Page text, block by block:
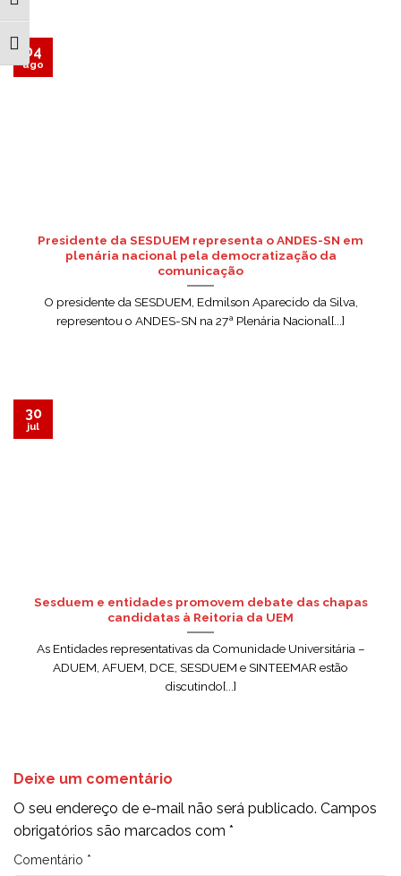
ALTERNAR TAMANHO DA FONTE
Presidente da SESDUEM representa o ANDES-SN em
plenária nacional pela democratização da
comunicação
O presidente da SESDUEM, Edmilson Aparecido da Silva,
representou o ANDES-SN na 27ª Plenária Nacional[...]
04
ago
Sesduem e entidades promovem debate das chapas
candidatas à Reitoria da UEM
As Entidades representativas da Comunidade Universitária –
ADUEM, AFUEM, DCE, SESDUEM e SINTEEMAR estão
discutindo[...]
30
jul
Deixe um comentário
O seu endereço de e-mail não será publicado. Campos
obrigatórios são marcados com *
Comentário *